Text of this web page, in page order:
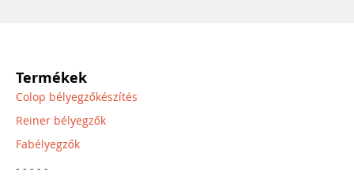
Termékek
Colop bélyegzőkészítés
Reiner bélyegzők
Fabélyegzők
- - - - -